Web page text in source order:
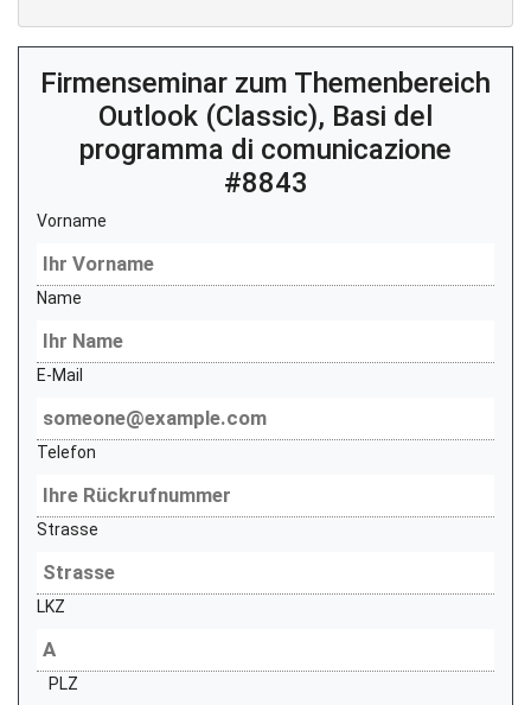
Firmenseminar zum Themenbereich
Outlook (Classic), Basi del
programma di comunicazione
#8843
Vorname
Name
E-Mail
Telefon
Strasse
LKZ
PLZ